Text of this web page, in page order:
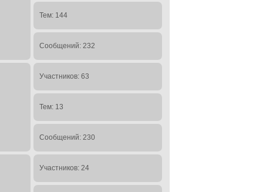
Тем: 144
Сообщений: 232
Участников: 63
Тем: 13
Сообщений: 230
Участников: 24